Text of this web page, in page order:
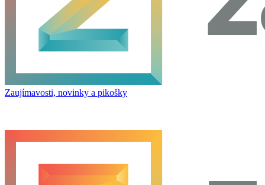
Zaujímavosti, novinky a pikošky